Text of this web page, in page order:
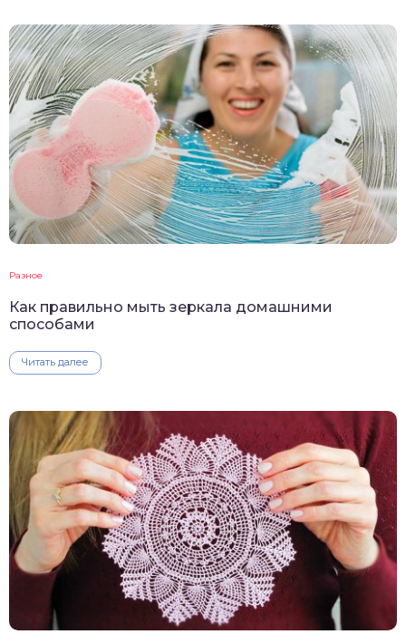
Разное
Как правильно мыть зеркала домашними
способами
Читать далее